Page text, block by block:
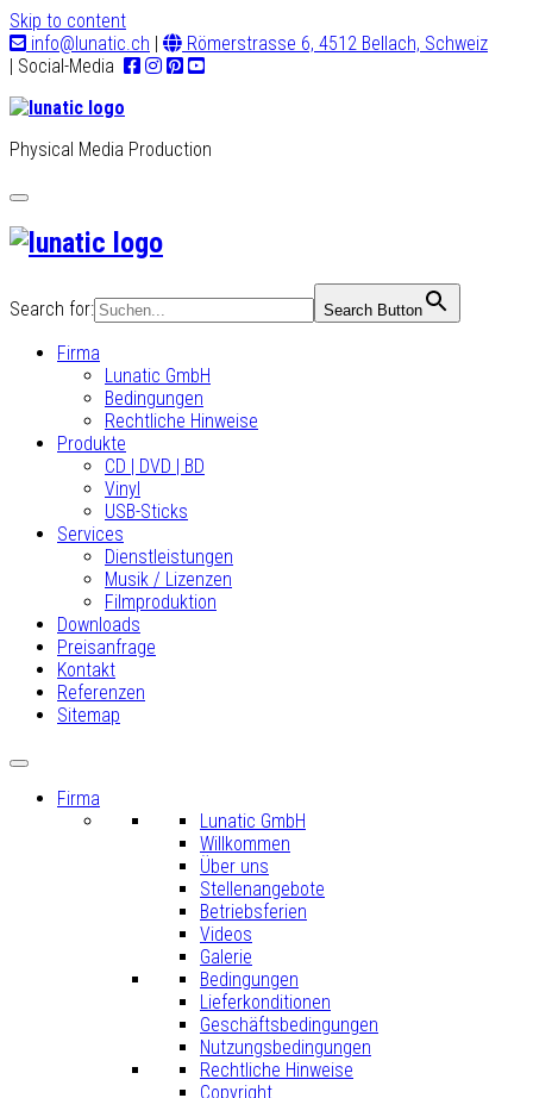
Skip to content
info@lunatic.ch |
Römerstrasse 6, 4512 Bellach, Schweiz
| Social-Media
Physical Media Production
Toggle
navigation
Search for: Search Button
Firma
Lunatic GmbH
Bedingungen
Rechtliche Hinweise
Produkte
CD | DVD | BD
Vinyl
USB-Sticks
Services
Dienstleistungen
Musik / Lizenzen
Filmproduktion
Downloads
Preisanfrage
Kontakt
Referenzen
Sitemap
Firma
Lunatic GmbH
Willkommen
Über uns
Stellenangebote
Betriebsferien
Videos
Galerie
Bedingungen
Lieferkonditionen
Geschäftsbedingungen
Nutzungsbedingungen
Rechtliche Hinweise
Copyright